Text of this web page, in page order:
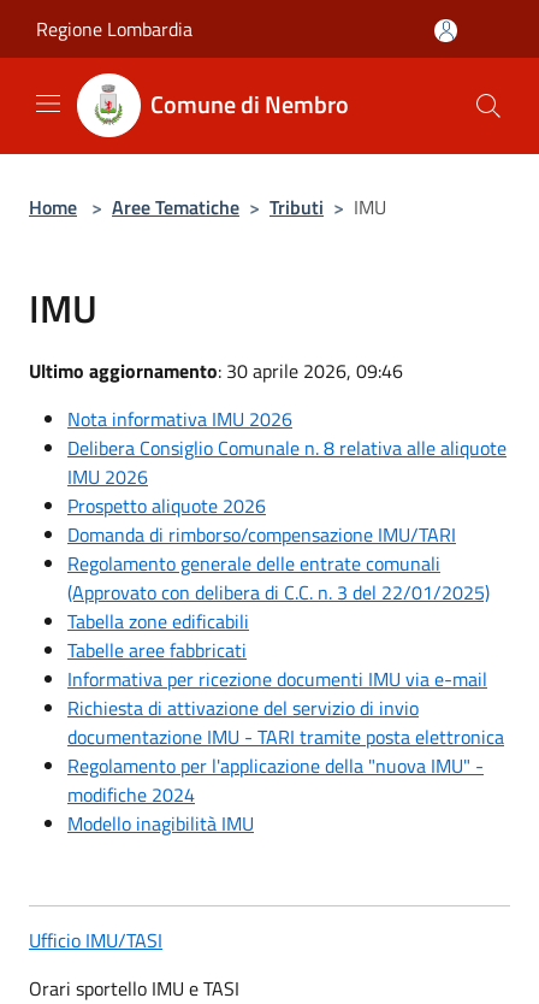
Regione Lombardia
Comune di Nembro
Home > Aree Tematiche > Tributi > IMU
IMU
Ultimo aggiornamento: 30 aprile 2026, 09:46
Nota informativa IMU 2026
Delibera Consiglio Comunale n. 8 relativa alle aliquote
IMU 2026
Prospetto aliquote 2026
Domanda di rimborso/compensazione IMU/TARI
Regolamento generale delle entrate comunali
(Approvato con delibera di C.C. n. 3 del 22/01/2025)
Tabella zone edificabili
Tabelle aree fabbricati
Informativa per ricezione documenti IMU via e-mail
Richiesta di attivazione del servizio di invio
documentazione IMU - TARI tramite posta elettronica
Regolamento per l'applicazione della "nuova IMU" -
modifiche 2024
Modello inagibilità IMU
Ufficio IMU/TASI
Orari sportello IMU e TASI